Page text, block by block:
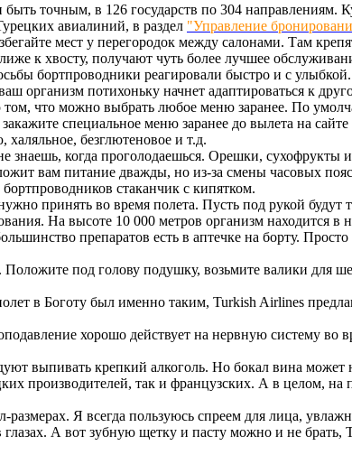
точным, в 126 государств по 304 направлениям.
авиалиний, в раздел "Управление
мест у перегородок между салонами. Там
к хвосту, получают чуть более лучшее
бортпроводники реагировали быстро и с
организм потихоньку начнет адаптироваться к
том, что можно выбрать любое меню заранее. По
специальное меню заранее до вылета на
безглютеновое и т.д.
знаешь, когда проголодаешься. Орешки,
вам питание дважды, но из-за смены часовых
стаканчик с кипятком.
принять во время полета. Пусть под рукой будут
На высоте 10 000 метров организм находится
препаратов есть в аптечке на борту.
Положите под голову подушку, возьмите валики
в Боготу был именно таким, Turkish Airlines
хорошо действует на нервную систему во
выпивать крепкий алкоголь. Но бокал вина
производителей, так и французских. А в целом,
размерах. Я всегда пользуюсь спреем для лица,
А вот зубную щетку и пасту можно и не